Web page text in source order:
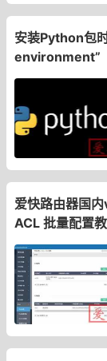
安装Python包
environment”
爱快路由器国
ACL 批量配置